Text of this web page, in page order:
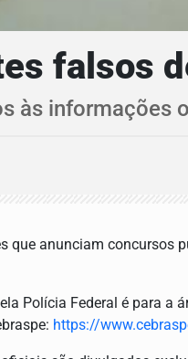
falsos
às informações
que anunciam concursos
Polícia Federal é para a
https://